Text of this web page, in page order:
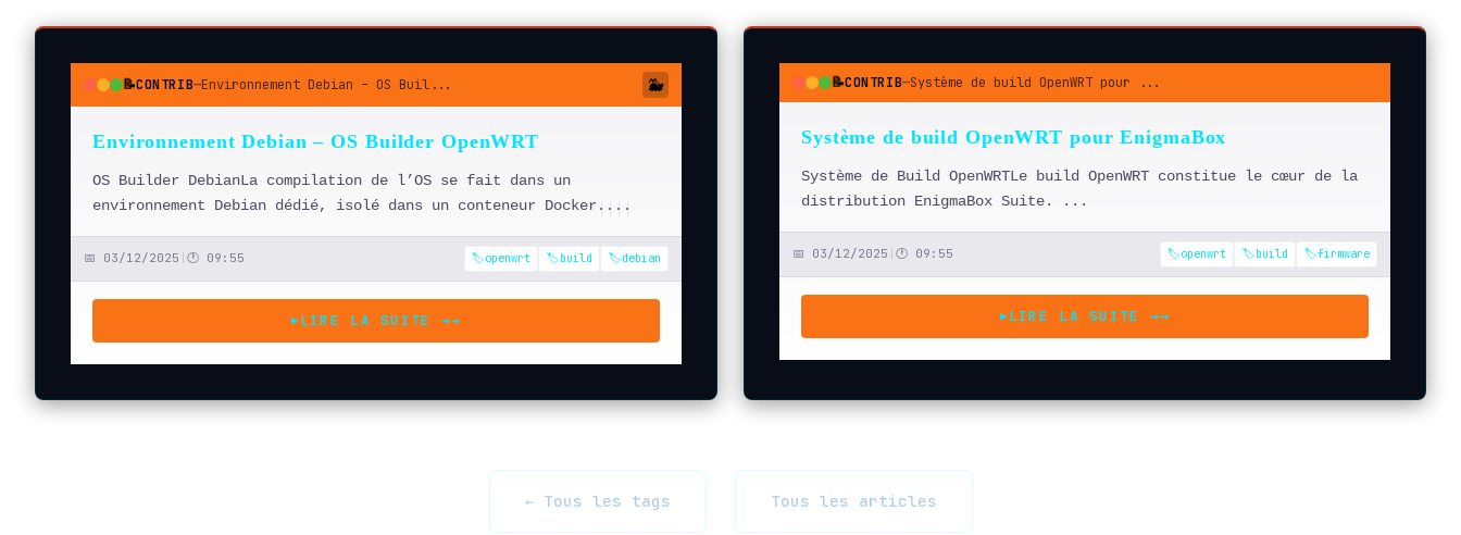
● ● ●📝CONTRIB—Environnement Debian – OS Buil... 🐳
Environnement Debian – OS Builder OpenWRT
OS Builder DebianLa compilation de l’OS se fait dans un
environnement Debian dédié, isolé dans un conteneur Docker....
📅 03/12/2025 🕐 09:55 🏷️openwrt 🏷️build 🏷️debian
▶LIRE LA SUITE →→
● ● ●📝CONTRIB—Système de build OpenWRT pour ...
Système de build OpenWRT pour EnigmaBox
Système de Build OpenWRTLe build OpenWRT constitue le cœur de la
distribution EnigmaBox Suite. ...
📅 03/12/2025 🕐 09:55 🏷️openwrt 🏷️build 🏷️firmware
▶LIRE LA SUITE →→
← Tous les tags Tous les articles